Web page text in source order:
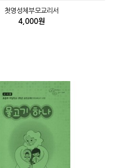
첫영성체부모교리서
4,000원